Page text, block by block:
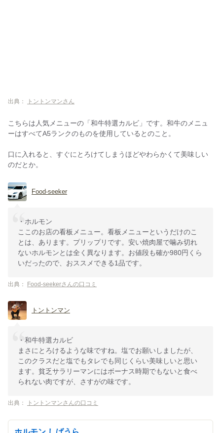
出典： トントンマンさん
こちらは人気メニューの「和牛特選カルビ」です。和牛のメニュ
ーはすべてA5ランクのものを使用しているとのこと。
口に入れると、すぐにとろけてしまうほどやわらかくて美味しい
のだとか。
Food-seeker
・ホルモン
ここのお店の看板メニュー。看板メニューというだけのこ
とは、あります。プリップリです。安い焼肉屋で噛み切れ
ないホルモンとは全く異なります。お値段も確か980円くら
いだったので、おススメできる1品です。
出典： Food-seekerさんの口コミ
トントンマン
・和牛特選カルビ
まさにとろけるような味ですね。塩でお願いしましたが、
このクラスだと塩でもタレでも同じくらい美味しいと思い
ます。貧乏サラリーマンにはボーナス時期でもないと食べ
られない肉ですが、さすがの味です。
出典： トントンマンさんの口コミ